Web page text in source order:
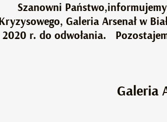
Szanowni
Kryzysowego, Galeria Arsenał w
2020 r. do odwołania.
Galeria